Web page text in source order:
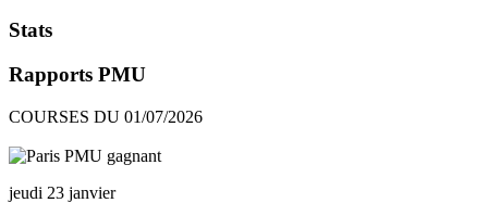
Stats
Rapports PMU
COURSES DU 01/07/2026
jeudi 23 janvier